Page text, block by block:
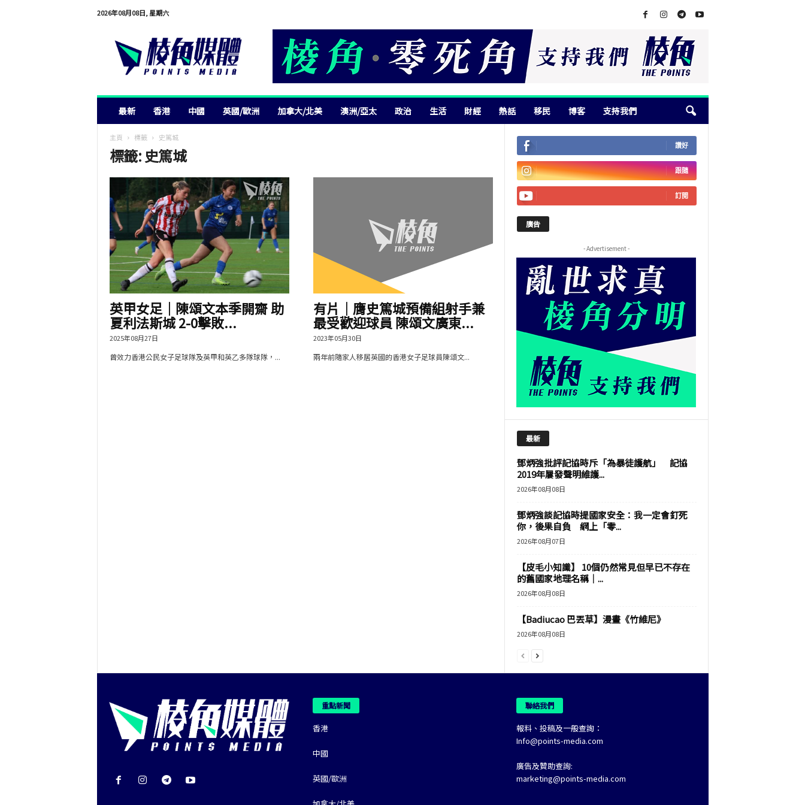
2026年08月08日, 星期六
最新 香港 中國 英國/歐洲 加拿大/北美 澳洲/亞太 政治 生活 財經 熱話 移民 博客 支持我們
主頁 標籤 史篤城
標籤: 史篤城
英甲女足｜陳頌文本季開齋 助
夏利法斯城 2-0擊敗...
2025年08月27日
曾效力香港公民女子足球隊及英甲和英乙多隊球隊，...
有片│膺史篤城預備組射手兼
最受歡迎球員 陳頌文廣東...
2023年05月30日
兩年前隨家人移居英國的香港女子足球員陳頌文...
讚好
跟隨
訂閱
廣告
- Advertisement -
最新
鄧炳強批評記協時斥「為暴徒護航」 記協
2019年屢發聲明維護...
2026年08月08日
鄧炳強談記協時提國家安全：我一定會釘死
你，後果自負 網上「零...
2026年08月07日
【皮毛小知識】 10個仍然常見但早已不存在
的舊國家地理名稱｜...
2026年08月08日
【Badiucao 巴丟草】漫畫《竹維尼》
2026年08月08日
重點新聞
香港
中國
英國/歐洲
聯絡我們
報料、投稿及一般查詢：
Info@points-media.com
廣告及贊助查詢:
marketing@points-media.com